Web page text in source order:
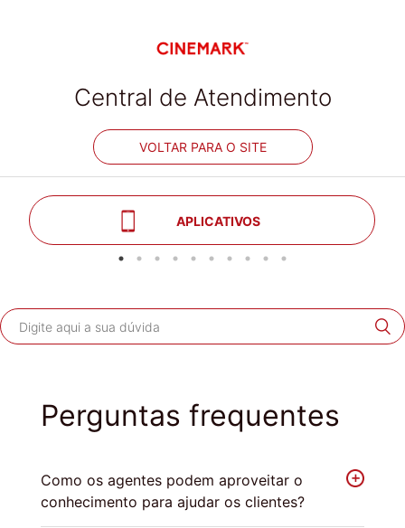
Central de Atendimento
VOLTAR PARA O SITE
APLICATIVOS
Perguntas frequentes
Como os agentes podem aproveitar o
conhecimento para ajudar os clientes?